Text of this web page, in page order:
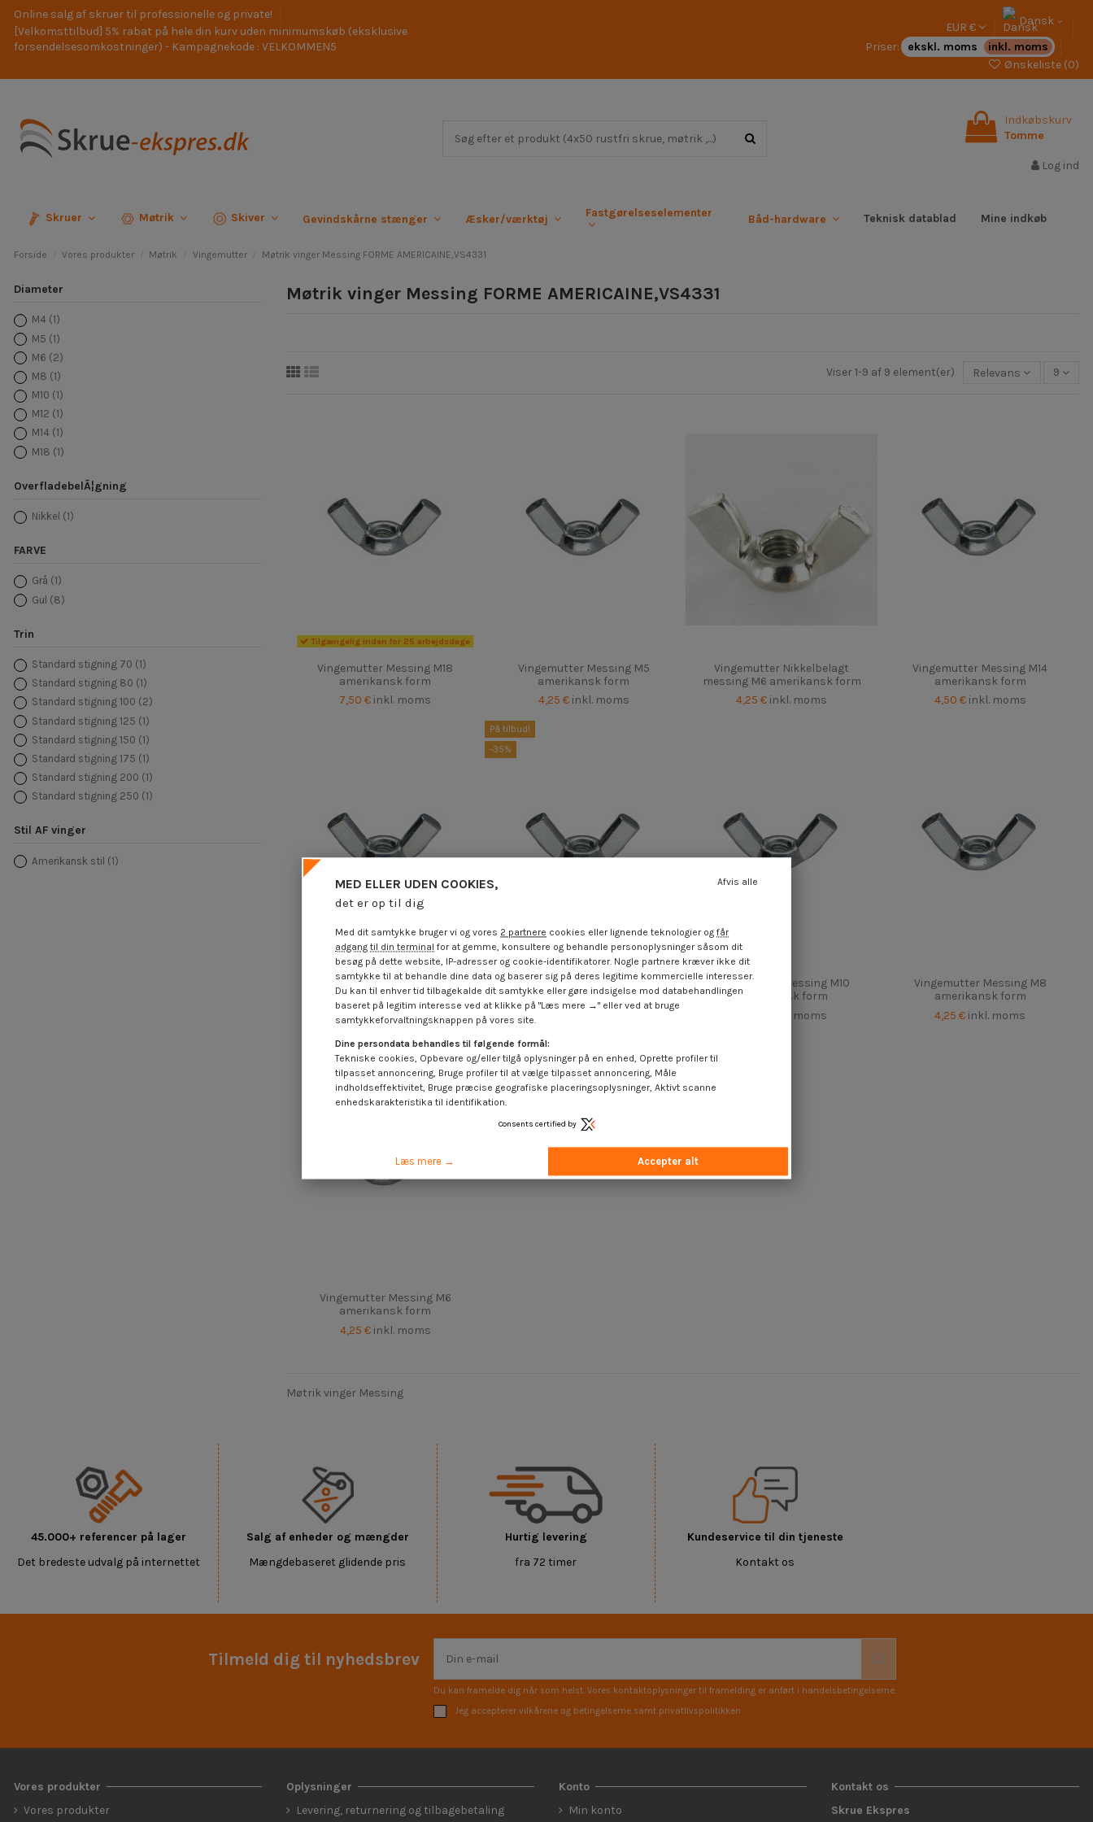
Online salg af skruer til professionelle og private!
[Velkomsttilbud] 5% rabat på hele din kurv uden minimumskøb (eksklusive
forsendelsesomkostninger) - Kampagnekode : VELKOMMEN5
EUR €
Dansk
Priser:
ekskl. moms
inkl. moms
Ønskeliste (0)
Indkøbskurv
Tomme
Log ind
Skruer Møtrik Skiver Gevindskårne stænger Æsker/værktøj Fastgørelseselementer Båd-hardware Teknisk datablad Mine indkøb
Forside Vores produkter Møtrik Vingemutter Møtrik vinger Messing FORME AMERICAINE,VS4331
Møtrik vinger Messing FORME AMERICAINE,VS4331
Viser 1-9 af 9 element(er) Relevans 9
Tilgængelig inden for 25 arbejdsdage
Vingemutter Messing M18
amerikansk form
7,50 € inkl. moms
Vingemutter Messing M5
amerikansk form
4,25 € inkl. moms
Vingemutter Nikkelbelagt
messing M6 amerikansk form
4,25 € inkl. moms
Vingemutter Messing M14
amerikansk form
4,50 € inkl. moms
Vingemutter Messing M4
amerikansk form
4,25 €inkl. moms
På tilbud!
-35%
Vingemutter Messing M12
amerikansk form
2,76 €
Vingemutter Messing M10
amerikansk form
inkl. moms
Vingemutter Messing M8
amerikansk form
4,25 € inkl. moms
Vingemutter Messing M6
amerikansk form
4,25 € inkl. moms
Møtrik vinger Messing
Diameter
M4 (1)
M5 (1)
M6 (2)
M8 (1)
M10 (1)
M12 (1)
M14 (1)
M18 (1)
OverfladebelÃ¦gning
Nikkel (1)
FARVE
Grå (1)
Gul (8)
Trin
Standard stigning 70 (1)
Standard stigning 80 (1)
Standard stigning 100 (2)
Standard stigning 125 (1)
Standard stigning 150 (1)
Standard stigning 175 (1)
Standard stigning 200 (1)
Standard stigning 250 (1)
Stil AF vinger
Amerikansk stil (1)
45.000+ referencer på lager
Det bredeste udvalg på internettet
Salg af enheder og mængder
Mængdebaseret glidende pris
Hurtig levering
fra 72 timer
Kundeservice til din tjeneste
Kontakt os
Tilmeld dig til nyhedsbrev
Du kan framelde dig når som helst. Vores kontaktoplysninger til framelding er anført i handelsbetingelserne.
Jeg accepterer vilkårene og betingelserne samt privatlivspolitikken
Vores produkter
Vores produkter
Oplysninger
Levering, returnering og tilbagebetaling
Konto
Min konto
Kontakt os
Skrue Ekspres
MED ELLER UDEN COOKIES,
det er op til dig
Afvis alle
Med dit samtykke bruger vi og vores 2 partnere cookies eller lignende teknologier og får
adgang til din terminal for at gemme, konsultere og behandle personoplysninger såsom dit
besøg på dette website, IP-adresser og cookie-identifikatorer. Nogle partnere kræver ikke dit
samtykke til at behandle dine data og baserer sig på deres legitime kommercielle interesser.
Du kan til enhver tid tilbagekalde dit samtykke eller gøre indsigelse mod databehandlingen
baseret på legitim interesse ved at klikke på "Læs mere →" eller ved at bruge
samtykkeforvaltningsknappen på vores site.
Dine persondata behandles til følgende formål:
Tekniske cookies, Opbevare og/eller tilgå oplysninger på en enhed, Oprette profiler til
tilpasset annoncering, Bruge profiler til at vælge tilpasset annoncering, Måle
indholdseffektivitet, Bruge præcise geografiske placeringsoplysninger, Aktivt scanne
enhedskarakteristika til identifikation.
Consents certified by
Læs mere → Accepter alt